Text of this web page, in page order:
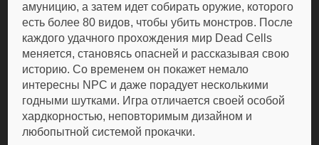
амуницию, а затем идет собирать оружие, которого
есть более 80 видов, чтобы убить монстров. После
каждого удачного прохождения мир Dead Cells
меняется, становясь опасней и рассказывая свою
историю. Со временем он покажет немало
интересны NPC и даже порадует несколькими
годными шутками. Игра отличается своей особой
хардкорностью, неповторимым дизайном и
любопытной системой прокачки.